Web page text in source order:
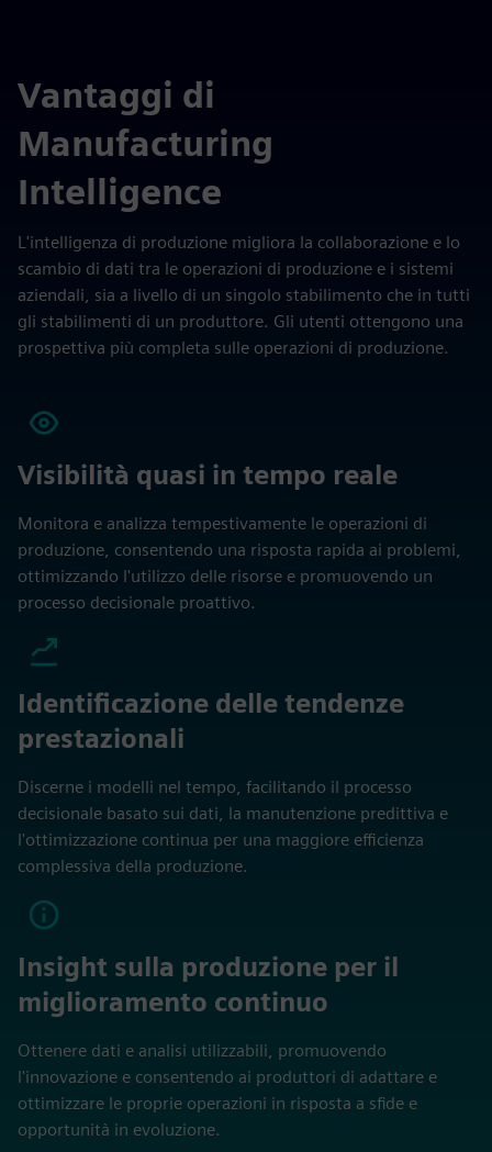
Vantaggi di
Manufacturing
Intelligence
L'intelligenza di produzione migliora la collaborazione e lo
scambio di dati tra le operazioni di produzione e i sistemi
aziendali, sia a livello di un singolo stabilimento che in tutti
gli stabilimenti di un produttore. Gli utenti ottengono una
prospettiva più completa sulle operazioni di produzione.
Visibilità quasi in tempo reale
Monitora e analizza tempestivamente le operazioni di
produzione, consentendo una risposta rapida ai problemi,
ottimizzando l'utilizzo delle risorse e promuovendo un
processo decisionale proattivo.
Identificazione delle tendenze
prestazionali
Discerne i modelli nel tempo, facilitando il processo
decisionale basato sui dati, la manutenzione predittiva e
l'ottimizzazione continua per una maggiore efficienza
complessiva della produzione.
Insight sulla produzione per il
miglioramento continuo
Ottenere dati e analisi utilizzabili, promuovendo
l'innovazione e consentendo ai produttori di adattare e
ottimizzare le proprie operazioni in risposta a sfide e
opportunità in evoluzione.